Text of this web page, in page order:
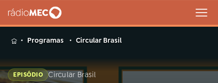
MENUProgramas Circular Brasil
EPISÓDIO Circular Brasil